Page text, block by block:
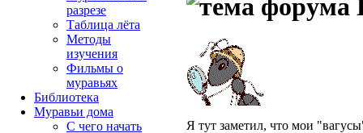
Я тут заметил, что мои
разрезе
Таблица лёта
Методы
изучения
Фильмы о
муравьях
Библиотека
Муравьи дома
С чего начать